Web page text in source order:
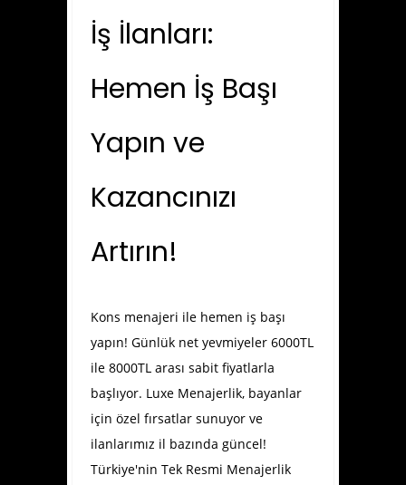
İş İlanları:
Hemen İş Başı
Yapın ve
Kazancınızı
Artırın!
Kons menajeri ile hemen iş başı
yapın! Günlük net yevmiyeler 6000TL
ile 8000TL arası sabit fiyatlarla
başlıyor. Luxe Menajerlik, bayanlar
için özel fırsatlar sunuyor ve
ilanlarımız il bazında güncel!
Türkiye'nin Tek Resmi Menajerlik